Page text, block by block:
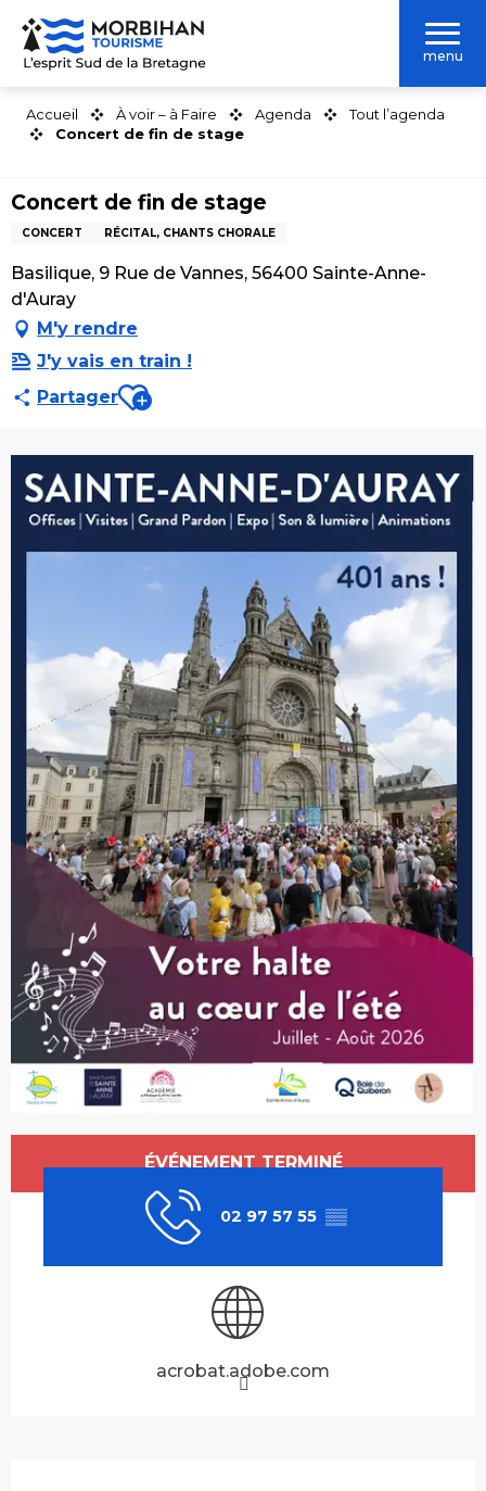
Aller
contenu
menu
Accueil À voir – à Faire Agenda
Tout l’agenda
Concert de fin de stage
Concert de fin de stage
CONCERT RÉCITAL, CHANTS CHORALE
Basilique, 9 Rue de Vannes, 56400 Sainte-Anne-
d'Auray
M'y rendre
J'y vais en train !
PartagerAjouter aux favoris
Ouverture et coordonnées
ÉVÉNEMENT TERMINÉ
02 97 57 55 ▒▒
acrobat.adobe.com